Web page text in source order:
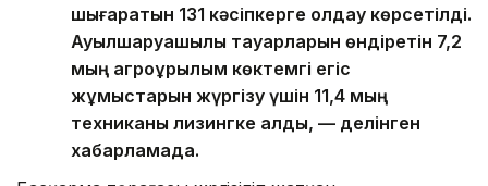
шығаратын 131 кәсіпкерге қолдау көрсетілді.
Ауылшаруашылық тауарларын өндіретін 7,2
мың агроқұрылым көктемгі егіс
жұмыстарын жүргізу үшін 11,4 мың
техниканы лизингке алды, — делінген
хабарламада.